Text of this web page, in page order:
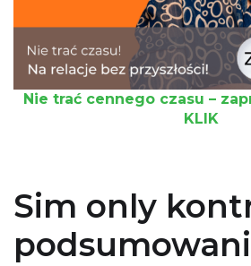
Nie trać cennego czasu –
KLIK
Sim only